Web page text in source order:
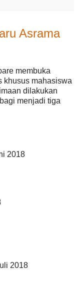
Asrama
membuka
khusus mahasiswa
dilakukan
menjadi tiga
2018
2018